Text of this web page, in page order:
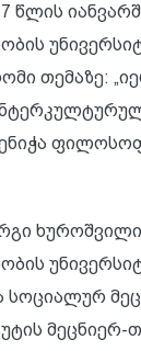
წლის
თემაზე:
მეცნიერ-